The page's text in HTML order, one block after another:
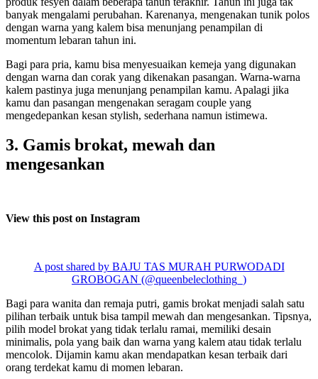
banyak mengalami perubahan. Karenanya, mengenakan tunik polos
dengan warna yang kalem bisa menunjang penampilan di
momentum lebaran tahun ini.
Bagi para pria, kamu bisa menyesuaikan kemeja yang digunakan
dengan warna dan corak yang dikenakan pasangan. Warna-warna
kalem pastinya juga menunjang penampilan kamu. Apalagi jika
kamu dan pasangan mengenakan seragam couple yang
mengedepankan kesan stylish, sederhana namun istimewa.
3. Gamis brokat, mewah dan
mengesankan
View this post on Instagram
A post shared by BAJU TAS MURAH PURWODADI
GROBOGAN (@queenbeleclothing_)
Bagi para wanita dan remaja putri, gamis brokat menjadi salah satu
pilihan terbaik untuk bisa tampil mewah dan mengesankan. Tipsnya,
pilih model brokat yang tidak terlalu ramai, memiliki desain
minimalis, pola yang baik dan warna yang kalem atau tidak terlalu
mencolok. Dijamin kamu akan mendapatkan kesan terbaik dari
orang terdekat kamu di momen lebaran.